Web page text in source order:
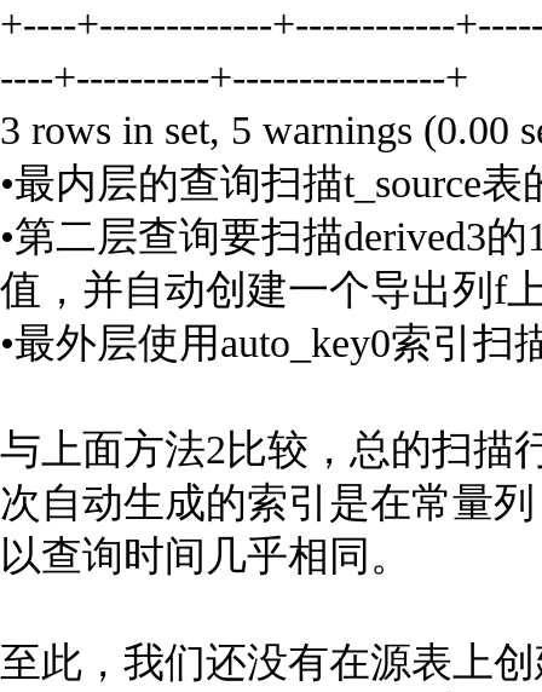
+----+-------------+------------
----+----------+----------------+
3 rows in set, 5 warnings (0.00
•最内层的查询扫描t_source
•第二层查询要扫描derived3
值，并自动创建一个导出列f
•最外层使用auto_key0索引
与上面方法2比较，总的扫描
次自动生成的索引是在常量
以查询时间几乎相同。
至此，我们还没有在源表上